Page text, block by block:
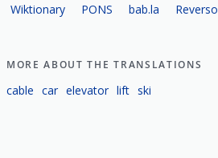
Wiktionary PONS bab.la Reverso
MORE ABOUT THE TRANSLATIONS
cable car elevator lift ski